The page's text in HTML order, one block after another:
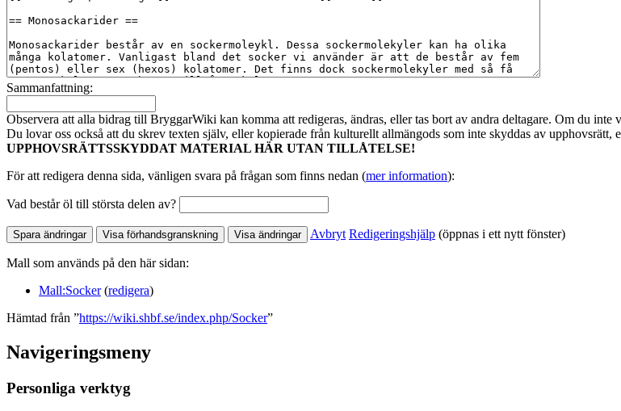
Sammanfattning:
Observera att alla bidrag till BryggarWiki kan komma att redigeras, ändras, eller tas bort av andra deltagare. Om du
Du lovar oss också att du skrev texten själv, eller kopierade från kulturellt allmängods som inte skyddas av upphovsrätt,
UPPHOVSRÄTTSSKYDDAT MATERIAL HÄR UTAN TILLÅTELSE!
För att redigera denna sida, vänligen svara på frågan som finns nedan (mer information):
Vad består öl till största delen av?
Avbryt Redigeringshjälp (öppnas i ett nytt fönster)
Mall som används på den här sidan:
Mall:Socker(redigera)
Hämtad från ”https://wiki.shbf.se/index.php/Socker”
Navigeringsmeny
Personliga verktyg